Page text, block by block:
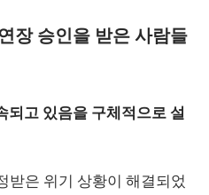
장 승인을 받은 사람들
되고 있음을 구체적으로 설
받은 위기 상황이 해결되었